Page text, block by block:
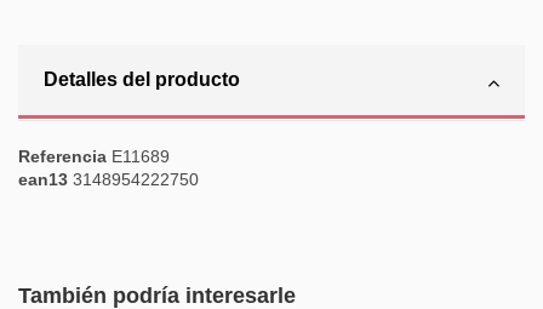
Detalles del producto
Referencia E11689
ean13 3148954222750
También podría interesarle